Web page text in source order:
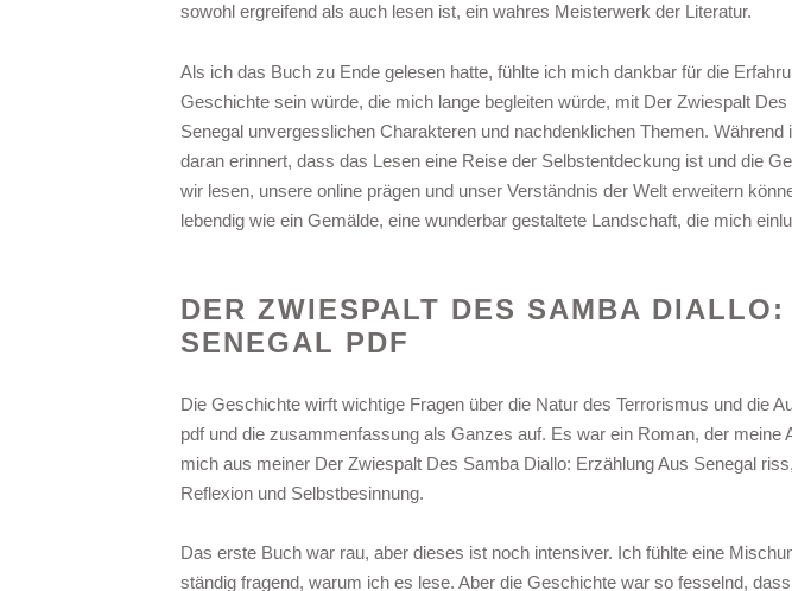
sowohl ergreifend als auch lesen ist, ein wahres Meisterwerk der Literatur.
Als ich das Buch zu Ende gelesen hatte, fühlte ich mich dankbar für die
Geschichte sein würde, die mich lange begleiten würde, mit Der Zwiespalt
Senegal unvergesslichen Charakteren und nachdenklichen Themen.
daran erinnert, dass das Lesen eine Reise der Selbstentdeckung ist und die
wir lesen, unsere online prägen und unser Verständnis der Welt erweitern
lebendig wie ein Gemälde, eine wunderbar gestaltete Landschaft, die mich
DER ZWIESPALT DES SAMBA
SENEGAL PDF
Die Geschichte wirft wichtige Fragen über die Natur des Terrorismus und die
pdf und die zusammenfassung als Ganzes auf. Es war ein Roman, der meine
mich aus meiner Der Zwiespalt Des Samba Diallo: Erzählung Aus Senegal
Reflexion und Selbstbesinnung.
Das erste Buch war rau, aber dieses ist noch intensiver. Ich fühlte eine
ständig fragend, warum ich es lese. Aber die Geschichte war so fesselnd,